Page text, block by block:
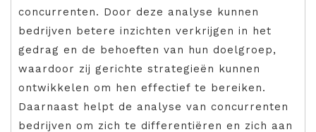
concurrenten. Door deze analyse kunnen
bedrijven betere inzichten verkrijgen in het
gedrag en de behoeften van hun doelgroep,
waardoor zij gerichte strategieën kunnen
ontwikkelen om hen effectief te bereiken.
Daarnaast helpt de analyse van concurrenten
bedrijven om zich te differentiëren en zich aan